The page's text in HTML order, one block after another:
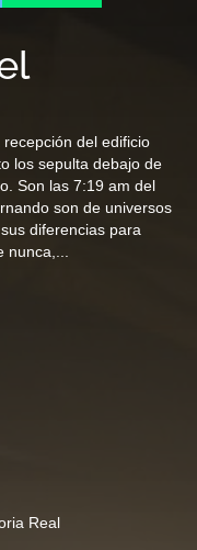
del edificio
los sepulta debajo de
Son las 7:19 am del
son de universos
diferencias para
Real